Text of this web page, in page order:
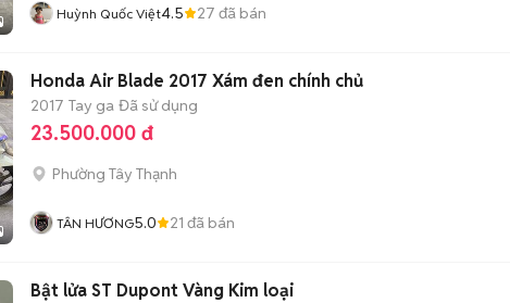
Huỳnh Quốc Việt4.5 27 đã bán
Honda Air Blade 2017 Xám đen chính chủ
2017 Tay ga Đã sử dụng
23.500.000 đ
Phường Tây Thạnh
TÂN HƯƠNG5.0 21 đã bán
Bật lửa ST Dupont Vàng Kim loại